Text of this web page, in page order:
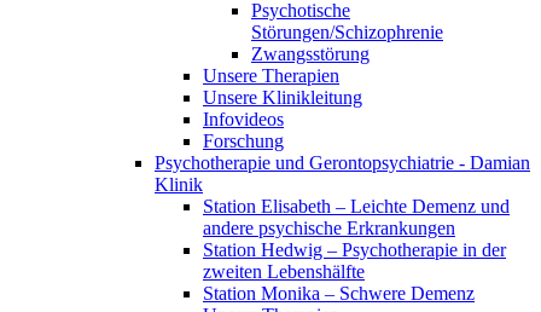
Psychotische
Störungen/Schizophrenie
Zwangsstörung
Unsere Therapien
Unsere Klinikleitung
Infovideos
Forschung
Psychotherapie und Gerontopsychiatrie - Damian
Klinik
Station Elisabeth – Leichte Demenz und
andere psychische Erkrankungen
Station Hedwig – Psychotherapie in der
zweiten Lebenshälfte
Station Monika – Schwere Demenz